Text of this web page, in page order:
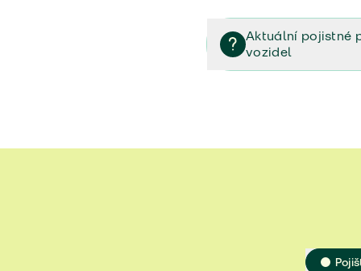
Aktuální pojistné
vozidel
Veřejný příslib -